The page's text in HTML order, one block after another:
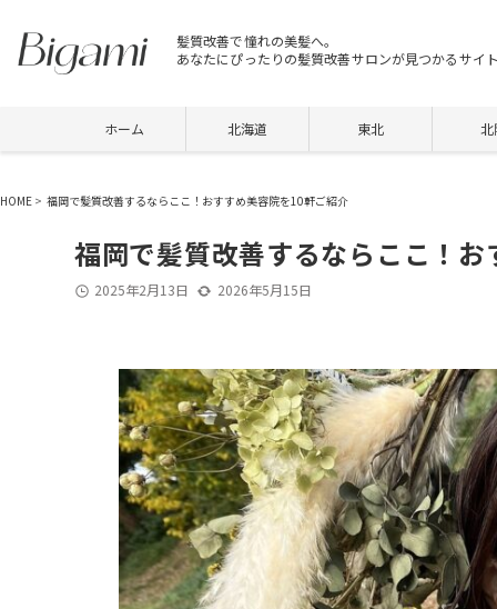
髪質改善で憧れの美髪へ。
あなたにぴったりの髪質改善サロンが見つかるサイ
ホーム 北海道 東北
HOME > 福岡で髪質改善するならここ！おすすめ美容院を10軒ご紹介
福岡で髪質改善するならここ！
2025年2月13日 2026年5月15日